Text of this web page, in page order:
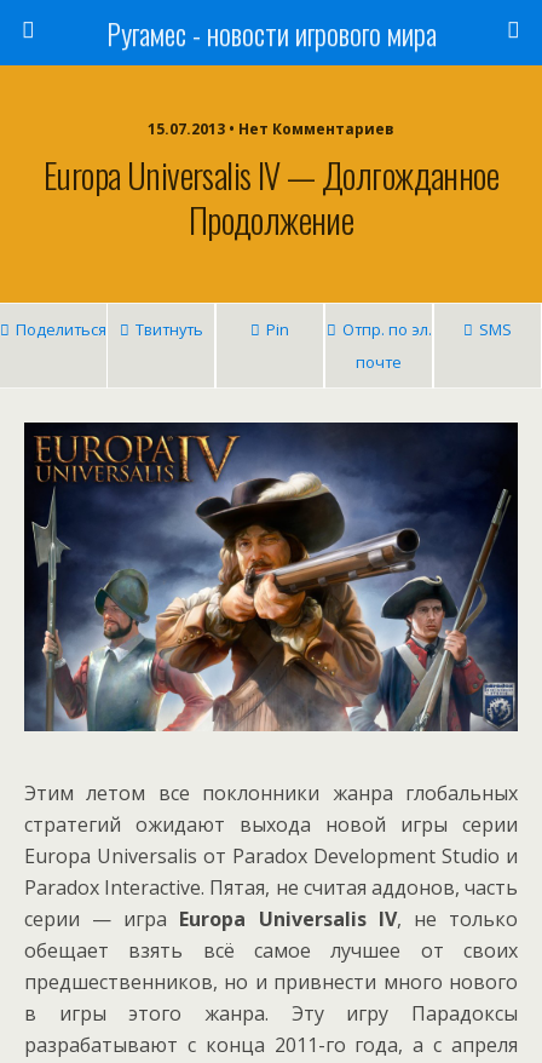
Ругамес - новости игрового мира
15.07.2013 • Нет Комментариев
Europa Universalis IV — Долгожданное
Продолжение
Поделиться Твитнуть Pin
Отпр. по эл.
почте
SMS
Этим летом все поклонники жанра глобальных
стратегий ожидают выхода новой игры серии
Europa Universalis от Paradox Development Studio и
Paradox Interactive. Пятая, не считая аддонов, часть
серии — игра Europa Universalis IV, не только
обещает взять всё самое лучшее от своих
предшественников, но и привнести много нового
в игры этого жанра. Эту игру Парадоксы
разрабатывают с конца 2011-го года, а с апреля